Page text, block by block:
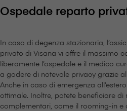
Ospedale reparto
In caso di degenza stazionaria,
privato di V⁠i⁠s⁠a⁠n⁠a vi offre il massimo
liberamente l’ospedale e il medico
a godere di notevole privacy grazie
Anche in caso di emergenza
ottimale. Inoltre, potete beneficiare di
complementari, come il rooming-in e